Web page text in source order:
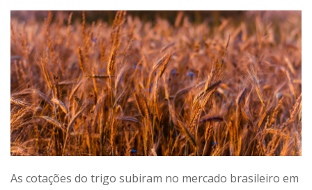
As cotações do trigo subiram no mercado brasileiro em